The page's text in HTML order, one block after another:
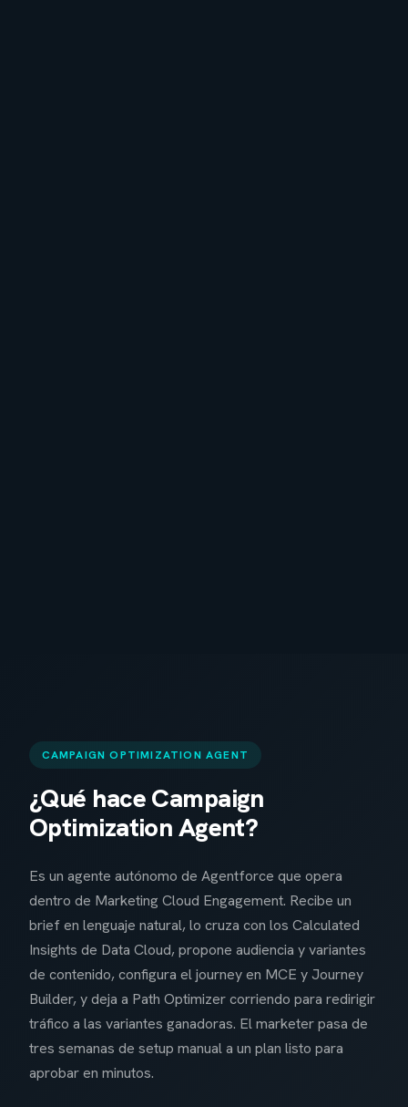
CAMPAIGN OPTIMIZATION AGENT
¿Qué hace Campaign
Optimization Agent?
Es un agente autónomo de Agentforce que opera
dentro de Marketing Cloud Engagement. Recibe un
brief en lenguaje natural, lo cruza con los Calculated
Insights de Data Cloud, propone audiencia y variantes
de contenido, configura el journey en MCE y Journey
Builder, y deja a Path Optimizer corriendo para redirigir
tráfico a las variantes ganadoras. El marketer pasa de
tres semanas de setup manual a un plan listo para
aprobar en minutos.